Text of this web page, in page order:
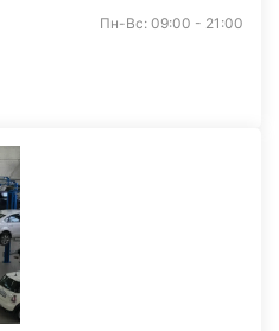
Пн-Вс: 09:00 - 21:00